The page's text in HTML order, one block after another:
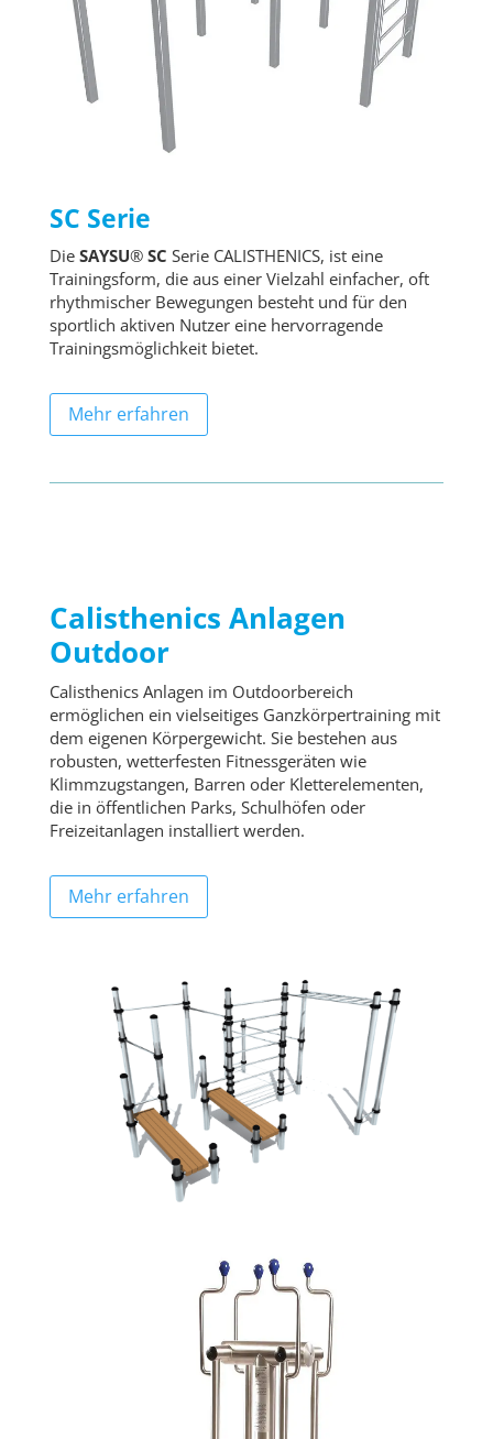
SC Serie
Die SAYSU®SC Serie CALISTHENICS, ist eine
Trainingsform, die aus einer Vielzahl einfacher, oft
rhythmischer Bewegungen besteht und für den
sportlich aktiven Nutzer eine hervorragende
Trainingsmöglichkeit bietet.
Mehr erfahren
Calisthenics Anlagen
Outdoor
Calisthenics Anlagen im Outdoorbereich
ermöglichen ein vielseitiges Ganzkörpertraining mit
dem eigenen Körpergewicht. Sie bestehen aus
robusten, wetterfesten Fitnessgeräten wie
Klimmzugstangen, Barren oder Kletterelementen,
die in öffentlichen Parks, Schulhöfen oder
Freizeitanlagen installiert werden.
Mehr erfahren